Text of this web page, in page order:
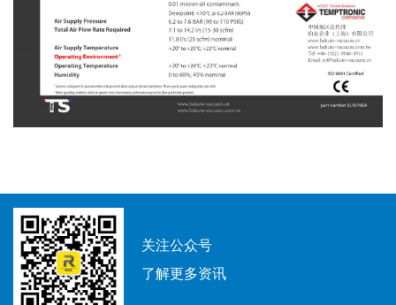
关注公众号
了解更多资讯